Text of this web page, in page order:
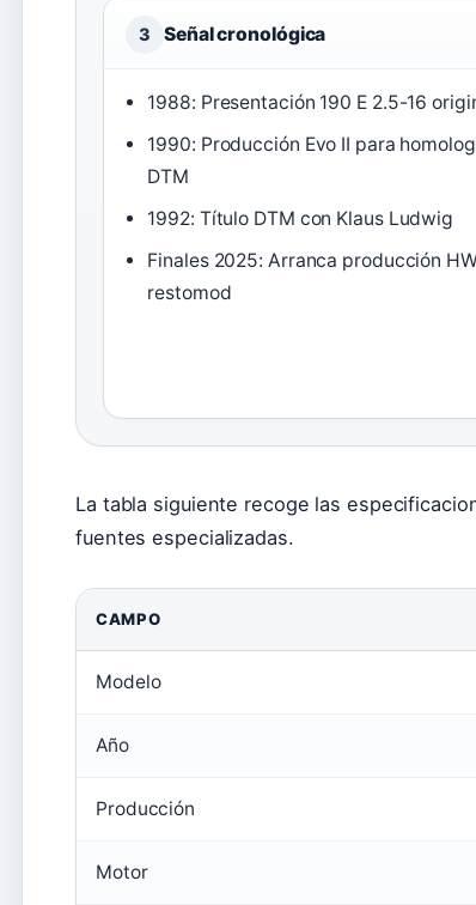
3 Señal cronológica
1988: Presentación 190 E 2.5-16
1990: Producción Evo II para
DTM
1992: Título DTM con Klaus Ludwig
Finales 2025: Arranca producción
restomod
La tabla siguiente recoge las
fuentes especializadas.
CAMPO
Modelo
Año
Producción
Motor